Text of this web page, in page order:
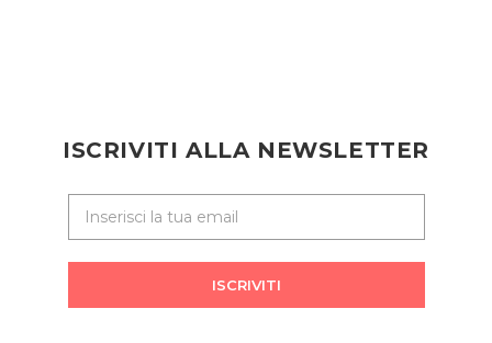
ISCRIVITI ALLA NEWSLETTER
ISCRIVITI